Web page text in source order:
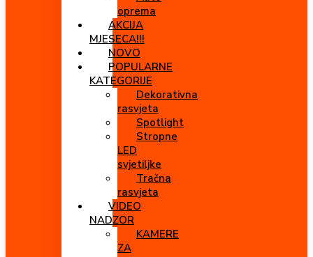
oprema
AKCIJA
MJESECA!!!
NOVO
POPULARNE
KATEGORIJE
Dekorativna
rasvjeta
Spotlight
Stropne
LED
svjetiljke
Tračna
rasvjeta
VIDEO
NADZOR
KAMERE
ZA